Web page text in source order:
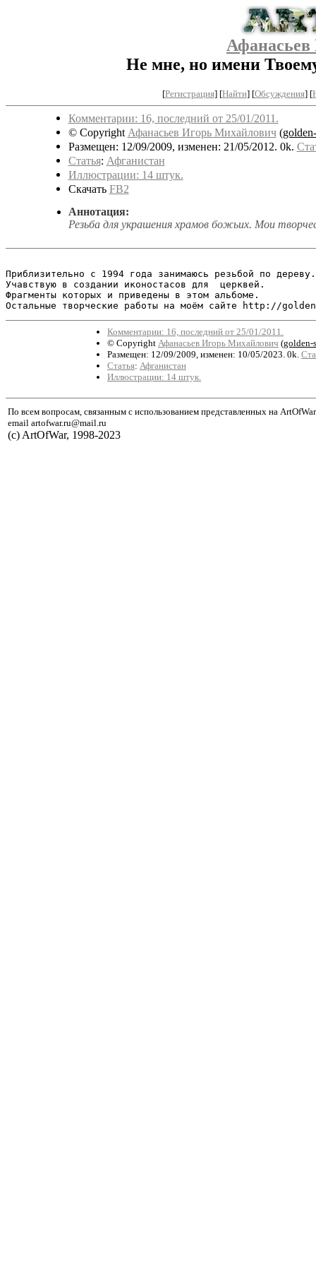
Не мне, но имени
[Регистрация] [Найти] [Обсуждения] [
Комментарии: 16, последний от 25/01/2011.
© CopyrightАфанасьев Игорь Михайлович(
Размещен: 12/09/2009, изменен: 21/05/2012. 0k.
Статья: Афганистан
Иллюстрации: 14 штук.
Скачать FB2
Аннотация:
Резьба для украшения храмов божьих. Мои
Приблизительно с 1994 года занимаюсь резьбой по дереву.
Учавствую в создании иконостасов для  церквей.
Фрагменты которых и приведены в этом альбоме.
Остальные творческие работы на моём сайте http://
Комментарии: 16, последний от 25/01/2011.
© Copyright Афанасьев Игорь Михайлович (golden-
Размещен: 12/09/2009, изменен: 10/05/2023. 0k.
Статья: Афганистан
Иллюстрации: 14 штук.
По всем вопросам, связанным с использованием представленных на
email artofwar.ru@mail.ru
(с) ArtOfWar, 1998-2023